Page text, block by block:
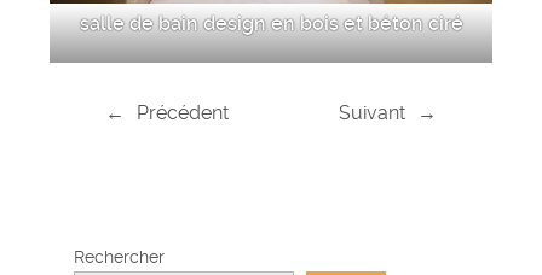
salle de bain design en bois et béton ciré
← Précédent Suivant →
Rechercher